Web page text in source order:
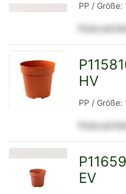
PP /
Preis auf
HV
PP /
Preis auf
EV